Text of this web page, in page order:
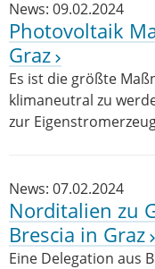
News: 09.02.2024
Photovoltaik
Graz
Es ist die größte
klimaneutral zu
zur
News: 07.02.2024
Norditalien zu
Brescia in Graz
Eine Delegation aus